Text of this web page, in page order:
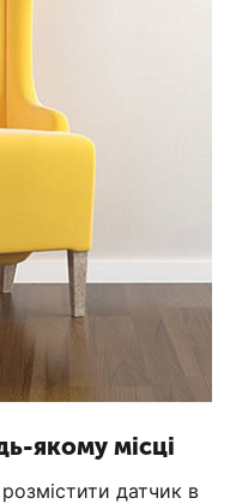
якому місці
датчик в